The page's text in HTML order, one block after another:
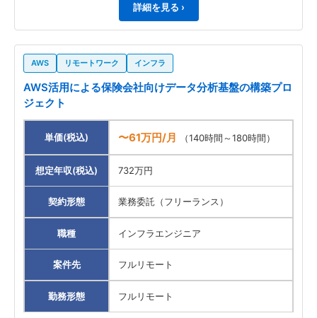
詳細を見る ›
AWS リモートワーク インフラ
AWS活用による保険会社向けデータ分析基盤の構築プロ
ジェクト
単価(税込) 〜61万円/月 （140時間～180時間）
想定年収(税込) 732万円
契約形態 業務委託（フリーランス）
職種 インフラエンジニア
案件先 フルリモート
勤務形態 フルリモート